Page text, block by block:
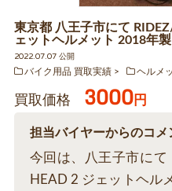
東京都 八王子市にて
ェットヘルメット 2018年
2022.07.07 公開
バイク用品 買取実績
ヘルメ
買取価格 3000円
担当バイヤーからのコメ
今回は、八王子市にて
HEAD 2 ジェットヘル